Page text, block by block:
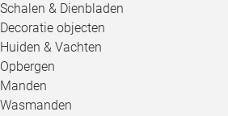
Schalen & Dienbladen
Decoratie objecten
Huiden & Vachten
Opbergen
Manden
Wasmanden